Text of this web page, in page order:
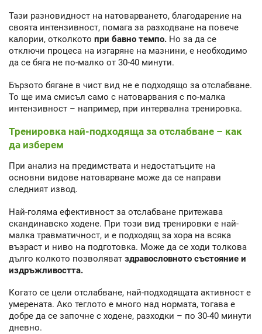
Тази разновидност на натоварването, благодарение на
своята интензивност, помага за разходване на повече
калории, отколкото при бавно темпо. Но за да се
отключи процеса на изгаряне на мазнини, е необходимо
да се бяга не по-малко от 30-40 минути.
Бързото бягане в чист вид не е подходящо за отслабване.
То ще има смисъл само с натоварвания с по-малка
интензивност – например, при интервална тренировка.
Тренировка най-подходяща за отслабване – как
да изберем
При анализ на предимствата и недостатъците на
основни видове натоварване може да се направи
следният извод.
Най-голяма ефективност за отслабване притежава
скандинавско ходене. При този вид тренировки е най-
малка травматичност, и е подходящ за хора на всяка
възраст и ниво на подготовка. Може да се ходи толкова
дълго колкото позволяват здравословното състояние и
издръжливостта.
Когато се цели отслабване, най-подходящата активност е
умерената. Ако теглото е много над нормата, тогава е
добре да се започне с ходене, разходки – по 30-40 минути
дневно.